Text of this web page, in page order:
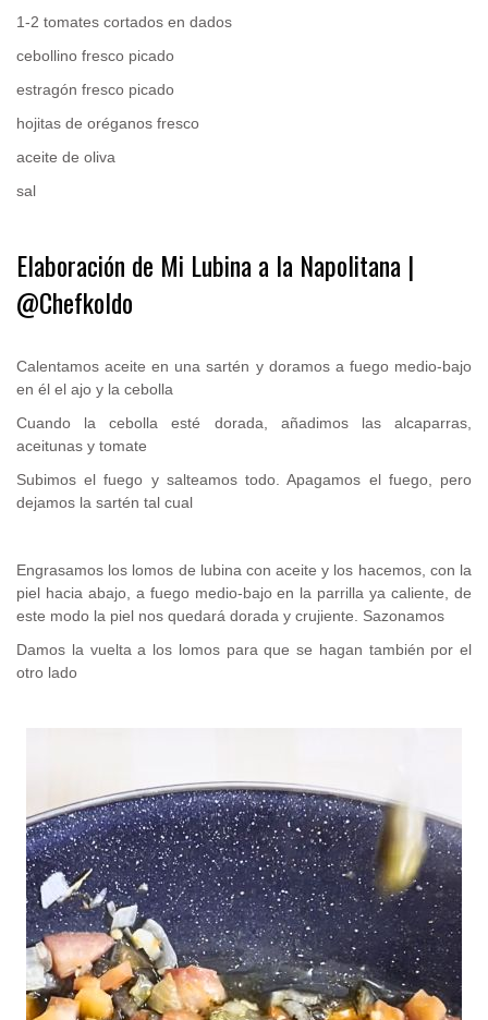
1-2 tomates cortados en dados
cebollino fresco picado
estragón fresco picado
hojitas de oréganos fresco
aceite de oliva
sal
Elaboración de Mi Lubina a la Napolitana |
@Chefkoldo
Calentamos aceite en una sartén y doramos a fuego medio-bajo
en él el ajo y la cebolla
Cuando la cebolla esté dorada, añadimos las alcaparras,
aceitunas y tomate
Subimos el fuego y salteamos todo. Apagamos el fuego, pero
dejamos la sartén tal cual
Engrasamos los lomos de lubina con aceite y los hacemos, con la
piel hacia abajo, a fuego medio-bajo en la parrilla ya caliente, de
este modo la piel nos quedará dorada y crujiente. Sazonamos
Damos la vuelta a los lomos para que se hagan también por el
otro lado